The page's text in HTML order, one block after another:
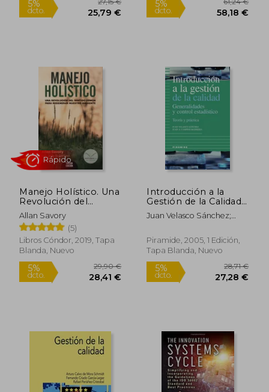
5%
dcto.
27,15 € 5%
dcto.
Manejo Holístico. Una
Revolución del
Sentido Común Para
Regenerar Nuestro
Ambiente - Allan
Savory; Jody
Butterfield - Libro
Allan Savory
(5)
Libros Cóndor, 2019, Tapa
Blanda, Nuevo
Rápido
Introducción a la
Gestión de la Calidad:
Generalidades y
Control Estadístico.
(Empresa y Gestion
Juan Velasco Sánchez;
Masriera
Piramide, 2005, 1 Edición,
Tapa Blanda, Nuevo